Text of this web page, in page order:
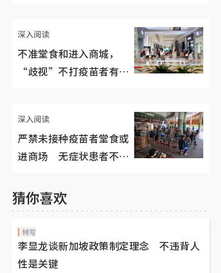
深入阅读
不准堂食和进入商城，
“歧视”不打疫苗者有理
深入阅读
严禁未接种疫苗者堂食或
进商场 无症状患者不必
猜你喜欢
特写
李显龙谈新加坡政策制定理念 不违背人
性是关键